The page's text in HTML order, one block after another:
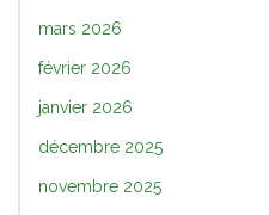
mars 2026
février 2026
janvier 2026
décembre 2025
novembre 2025